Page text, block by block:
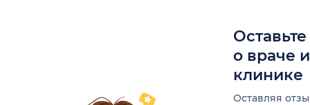
о враче
клинике
Оставляя